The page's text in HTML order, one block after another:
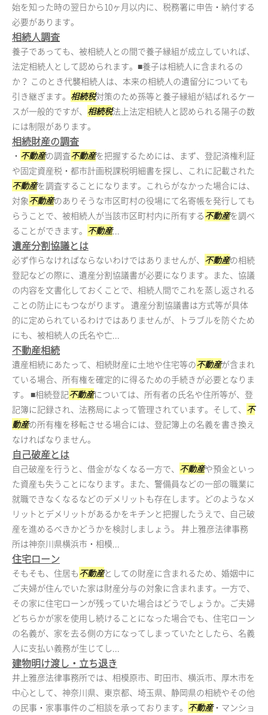
始を知った時の翌日から10ヶ月以内に、税務署に申告・納付する
必要があります。
相続人調査
養子であっても、被相続人との間で養子縁組が成立していれば、
法定相続人として認められます。■養子は相続人に含まれるの
か？ このとき代襲相続人は、本来の相続人の遺留分についても
引き継ぎます。 相続税対策のため孫等と養子縁組が結ばれるケー
スが一般的ですが、 相続税法上法定相続人と認められる陽子の数
には制限があります。
相続財産の調査
・ 不動産の調査不動産を把握するためには、まず、登記済権利証
や固定資産税・都市計画税課税明細書を探し、これに記載された
不動産を調査することになります。これらがなかった場合には、
対象不動産のありそうな市区町村の役場にて名寄帳を発行しても
らうことで、被相続人が当該市区町村内に所有する不動産を調べ
ることができます。 不動産...
遺産分割協議とは
必ず作らなければならないわけではありませんが、 不動産の相続
登記などの際に、遺産分割協議書が必要になります。また、協議
の内容を文書化しておくことで、相続人間でこれを蒸し返される
ことの防止にもつながります。 遺産分割協議書は方式等が具体
的に定められているわけではありませんが、トラブルを防ぐため
にも、被相続人の氏名や亡...
不動産相続
遺産相続にあたって、相続財産に土地や住宅等の不動産が含まれ
ている場合、所有権を確定的に得るための手続きが必要となりま
す。 ■相続登記不動産については、所有者の氏名や住所等が、登
記簿に記録され、法務局によって管理されています。そして、 不
動産の所有権を移転させる場合には、登記簿上の名義を書き換え
なければなりません。
自己破産とは
自己破産を行うと、借金がなくなる一方で、 不動産や預金といっ
た資産も失うことになります。また、警備員などの一部の職業に
就職できなくなるなどのデメリットも存在します。どのようなメ
リットとデメリットがあるかをキチンと把握したうえで、自己破
産を進めるべきかどうかを検討しましょう。 井上雅彦法律事務
所は神奈川県横浜市・相模...
住宅ローン
そもそも、住居も不動産としての財産に含まれるため、婚姻中に
ご夫婦が住んでいた家は財産分与の対象に含まれます。一方で、
その家に住宅ローンが残っていた場合はどうでしょうか。ご夫婦
どちらかが家を使用し続けることになった場合でも、住宅ローン
の名義が、家を去る側の方になってしまっていたとしたら、名義
人に支払い義務が生じてし...
建物明け渡し・立ち退き
井上雅彦法律事務所では、相模原市、町田市、横浜市、厚木市を
中心として、神奈川県、東京都、埼玉県、静岡県の相続やその他
の民事・家事事件のご相談を承っております。 不動産・マンショ